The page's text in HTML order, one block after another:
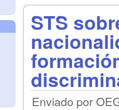
STS
Enviado por